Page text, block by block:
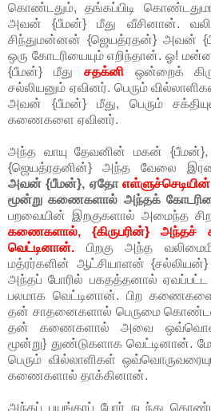
கொண்டதும், தங்கப்பிடி
அவன் {பீமன்} மீது வீசினான்.
சிந்துமன்னன் {ஜெயத்ரதன்} அவன்
ஒரு கோடரியையும் எறிந்தான். ஓ!
{பீமன்} மீது சதக்னி ஒன்றைக்
சல்லியனும் ஏவினர். பெரும்
அவன் {பீமன்} மீது, பெரும்
கணைகளை ஏவினர்.
அந்த வாயு தேவனின் மகன் {பீமன்},
{ஜெயத்ரதனின்} அந்த வேலை
அவன் {பீமன்}, ஏதோ
மூன்று கணைகளால் அந்தக்
பறவையின் இறகுகளால் அமைந்த
கணைகளால், {கிருபரின்} அந்தச்
வெட்டினான். பிறகு அந்த
மத்ரர்களின் ஆட்சியாளன்
அந்தப் போரில் பகதத்தனால் ஏவப்பட்ட
பலமாக வெட்டினான். பிற
தன் சாதனைகளால் பெருமை
தன் கணைகளால் அவை
மூன்று} துண்டுகளாக வெட்டினான்.
பெரும் வில்லாளிகள்
கணைகளால் தாக்கினான்.
அந்தப் பயங்கரப் போர் நடந்து